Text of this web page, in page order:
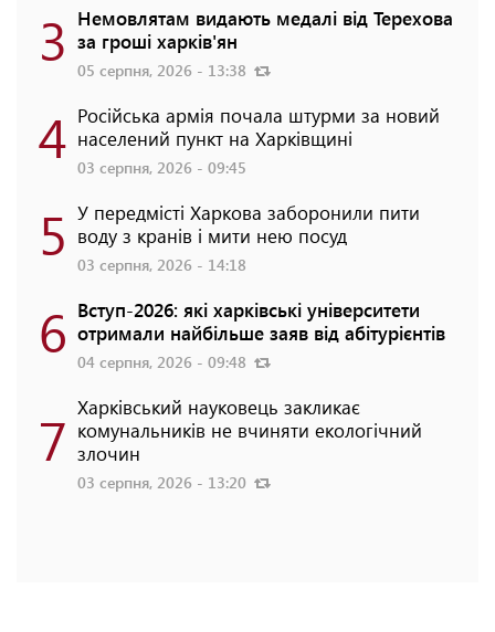
3 Немовлятам видають медалі від Терехова
за гроші харків'ян
05 серпня, 2026 - 13:38
4 Російська армія почала штурми за новий
населений пункт на Харківщині
03 серпня, 2026 - 09:45
5 У передмісті Харкова заборонили пити
воду з кранів і мити нею посуд
03 серпня, 2026 - 14:18
6 Вступ-2026: які харківські університети
отримали найбільше заяв від абітурієнтів
04 серпня, 2026 - 09:48
7 Харківський науковець закликає
комунальників не вчиняти екологічний
злочин
03 серпня, 2026 - 13:20